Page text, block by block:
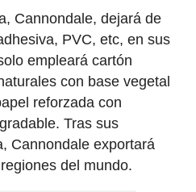
Cannondale, dejará de
PVC, etc, en sus
empleará cartón
con base vegetal
reforzada con
Tras sus
Cannondale exportará
del mundo.